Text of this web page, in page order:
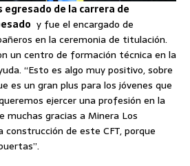
egresado de la carrera de
y fue el encargado de
en la ceremonia de titulación.
un centro de formación técnica en la
“Esto es algo muy positivo, sobre
es un gran plus para los jóvenes que
ejercer una profesión en la
muchas gracias a Minera Los
construcción de este CFT, porque